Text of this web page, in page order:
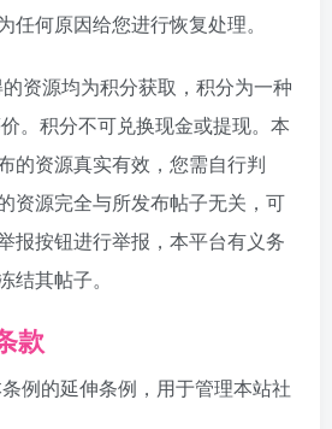
任何原因给您进行恢复处理。
资源均为积分获取，积分为一种
。积分不可兑换现金或提现。本
的资源真实有效，您需自行判
资源完全与所发布帖子无关，可
报按钮进行举报，本平台有义务
结其帖子。
款
例的延伸条例，用于管理本站社